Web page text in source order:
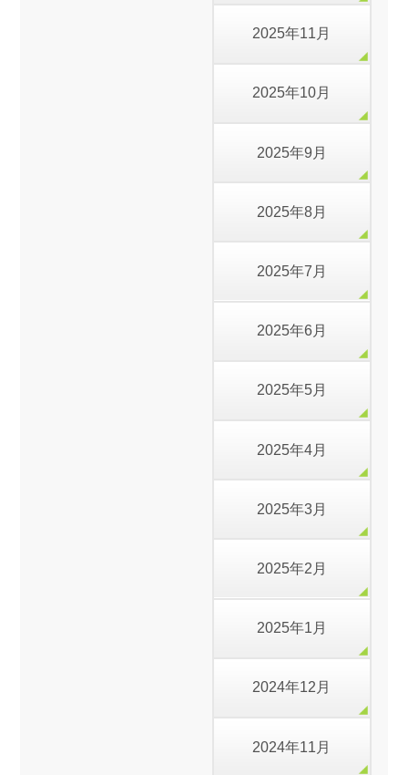
2025年11月
2025年10月
2025年9月
2025年8月
2025年7月
2025年6月
2025年5月
2025年4月
2025年3月
2025年2月
2025年1月
2024年12月
2024年11月